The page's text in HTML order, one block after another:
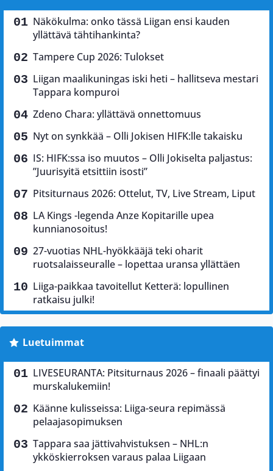
Näkökulma: onko tässä Liigan ensi kauden
yllättävä tähtihankinta?
Tampere Cup 2026: Tulokset
Liigan maalikuningas iski heti – hallitseva mestari
Tappara kompuroi
Zdeno Chara: yllättävä onnettomuus
Nyt on synkkää – Olli Jokisen HIFK:lle takaisku
IS: HIFK:ssa iso muutos – Olli Jokiselta paljastus:
”Juurisyitä etsittiin isosti”
Pitsiturnaus 2026: Ottelut, TV, Live Stream, Liput
LA Kings -legenda Anze Kopitarille upea
kunnianosoitus!
27-vuotias NHL-hyökkääjä teki oharit
ruotsalaisseuralle – lopettaa uransa yllättäen
Liiga-paikkaa tavoitellut Ketterä: lopullinen
ratkaisu julki!
Luetuimmat
LIVESEURANTA: Pitsiturnaus 2026 – finaali päättyi
murskalukemiin!
Käänne kulisseissa: Liiga-seura repimässä
pelaajasopimuksen
Tappara saa jättivahvistuksen – NHL:n
ykköskierroksen varaus palaa Liigaan